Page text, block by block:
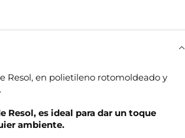
Resol, en polietileno rotomoldeado y
Resol, es ideal para dar un toque
ambiente.